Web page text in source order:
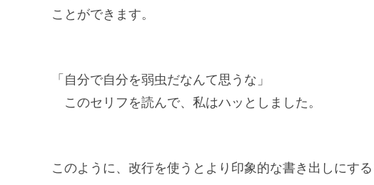
ことができます。
「自分で自分を弱虫だなんて思うな」
このセリフを読んで、私はハッとしました。
このように、改行を使うとより印象的な書き出しにする